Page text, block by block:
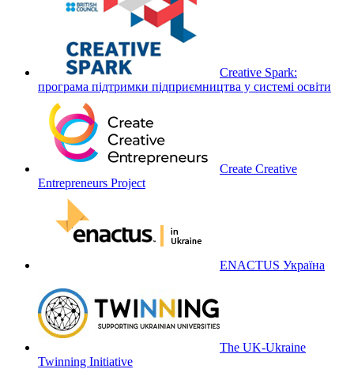
Creative Spark:
програма підтримки підприємництва у системі освіти
Create Creative
Entrepreneurs Project
ENACTUS Україна
The UK-Ukraine
Twinning Initiative